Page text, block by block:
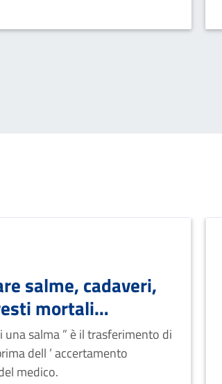
salme, cadaveri,
mortali
del territorio
una salma ” è il trasferimento di
dell ’ accertamento
medico.